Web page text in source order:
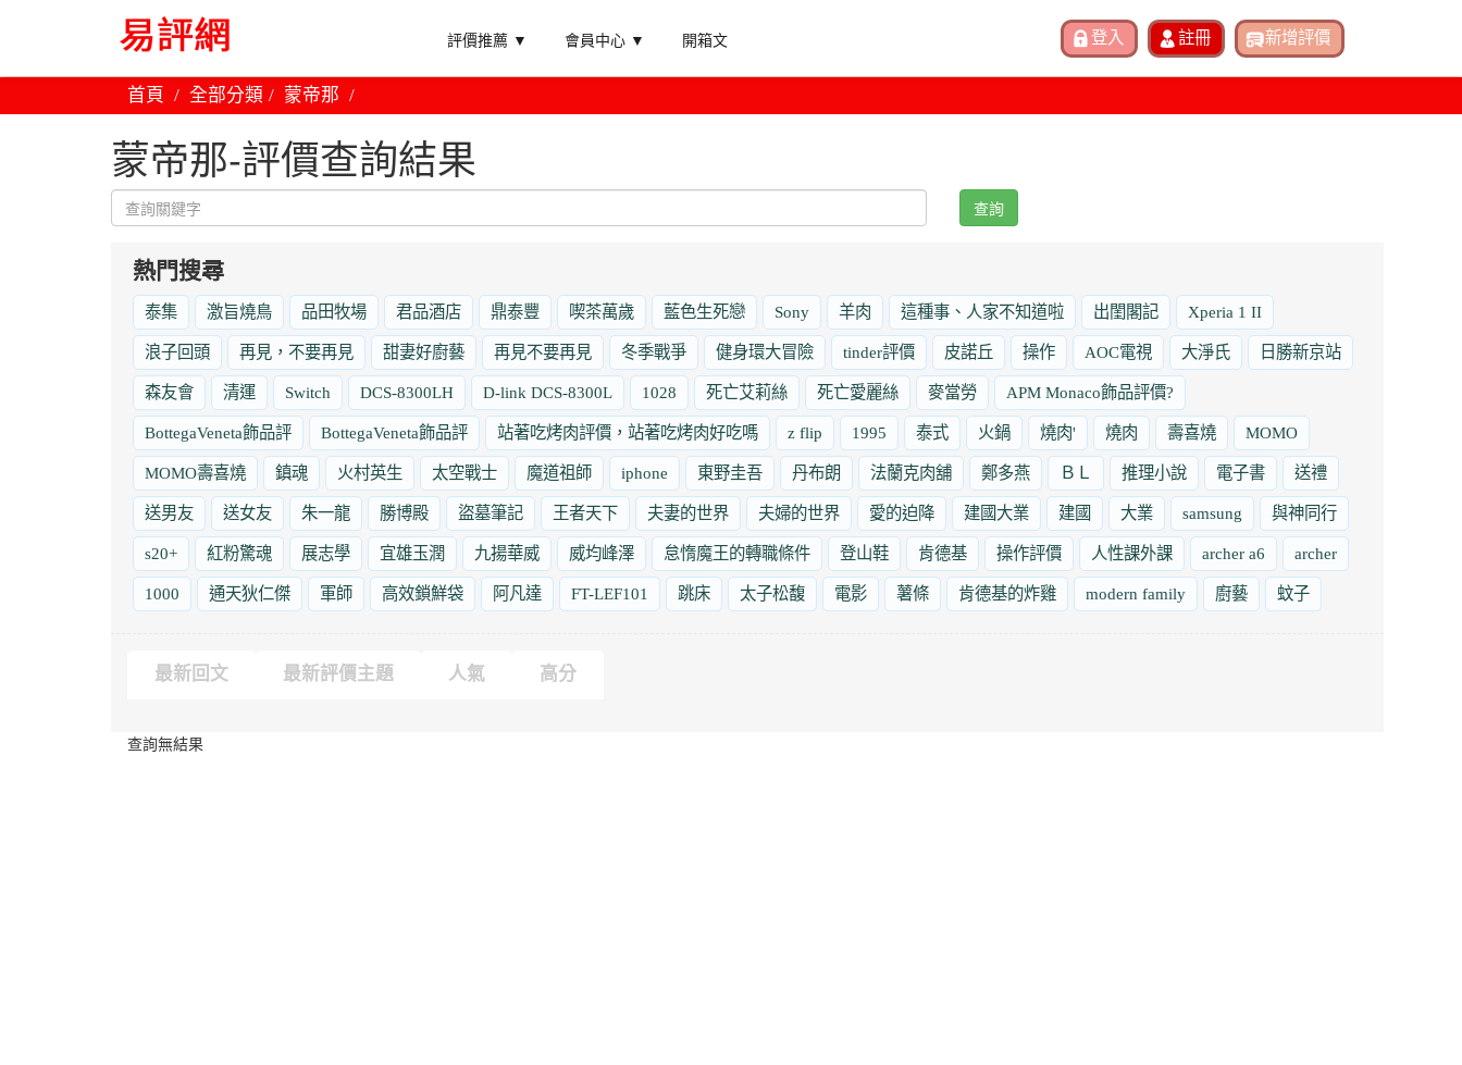
評價推薦 ▼ 會員中心 ▼ 開箱文
首頁 全部分類 蒙帝那
蒙帝那-評價查詢結果
查詢
熱門搜尋
泰集 激旨燒鳥 品田牧場 君品酒店 鼎泰豐 喫茶萬歲 藍色生死戀 Sony 羊肉 這種事、人家不知道啦 出閨閣記 Xperia 1 II
浪子回頭 再見，不要再見 甜妻好廚藝 再見不要再見 冬季戰爭 健身環大冒險 tinder評價 皮諾丘 操作 AOC電視 大淨氏 日勝新京站
森友會 清運 Switch DCS-8300LH D-link DCS-8300L 1028 死亡艾莉絲 死亡愛麗絲 麥當勞 APM Monaco飾品評價?
BottegaVeneta飾品評 BottegaVeneta飾品評 站著吃烤肉評價，站著吃烤肉好吃嗎 z flip 1995 泰式 火鍋 燒肉' 燒肉 壽喜燒 MOMO
MOMO壽喜燒 鎮魂 火村英生 太空戰士 魔道祖師 iphone 東野圭吾 丹布朗 法蘭克肉舖 鄭多燕 ＢＬ 推理小說 電子書 送禮
送男友 送女友 朱一龍 勝博殿 盜墓筆記 王者天下 夫妻的世界 夫婦的世界 愛的迫降 建國大業 建國 大業 samsung 與神同行
s20+ 紅粉驚魂 展志學 宜雄玉潤 九揚華威 威均峰澤 怠惰魔王的轉職條件 登山鞋 肯德基 操作評價 人性課外課 archer a6 archer
1000 通天狄仁傑 軍師 高效鎖鮮袋 阿凡達 FT-LEF101 跳床 太子松馥 電影 薯條 肯德基的炸雞 modern family 廚藝 蚊子
最新回文 最新評價主題 人氣 高分
查詢無結果